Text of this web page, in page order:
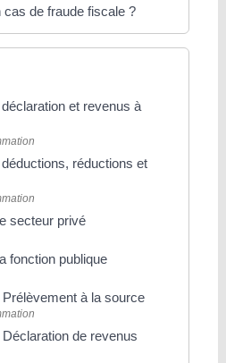
de fraude fiscale ?
et revenus à
réductions et
secteur privé
fonction publique
à la source
de revenus